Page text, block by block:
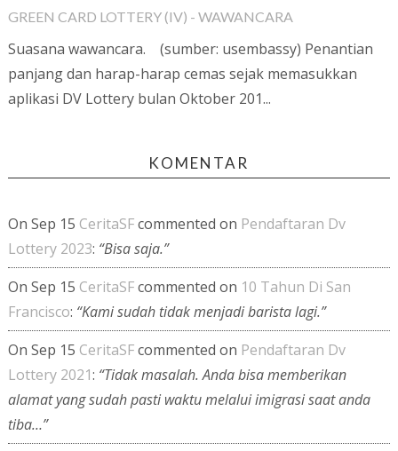
GREEN CARD LOTTERY (IV) - WAWANCARA
Suasana wawancara. (sumber: usembassy) Penantian
panjang dan harap-harap cemas sejak memasukkan
aplikasi DV Lottery bulan Oktober 201...
KOMENTAR
On Sep 15 CeritaSFcommented on Pendaftaran Dv
Lottery 2023: “Bisa saja.”
On Sep 15 CeritaSFcommented on 10 Tahun Di San
Francisco: “Kami sudah tidak menjadi barista lagi.”
On Sep 15 CeritaSFcommented on Pendaftaran Dv
Lottery 2021: “Tidak masalah. Anda bisa memberikan
alamat yang sudah pasti waktu melalui imigrasi saat anda
tiba…”